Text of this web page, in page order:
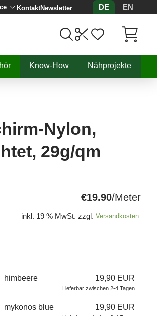
KontaktNewsletter DE
EN
Know-How Nähprojekte
Nylon,
29g/qm
€19.90/Meter
inkl. 19 % MwSt. zzgl. Versandkosten.
himbeere 19,90 EUR
Lieferbar zwischen 2-4 Tagen
mykonos blue 19,90 EUR